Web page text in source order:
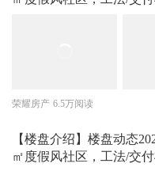
荣耀房产 6.5万阅读
【楼盘介绍】楼盘动态
㎡度假风社区，工法/交